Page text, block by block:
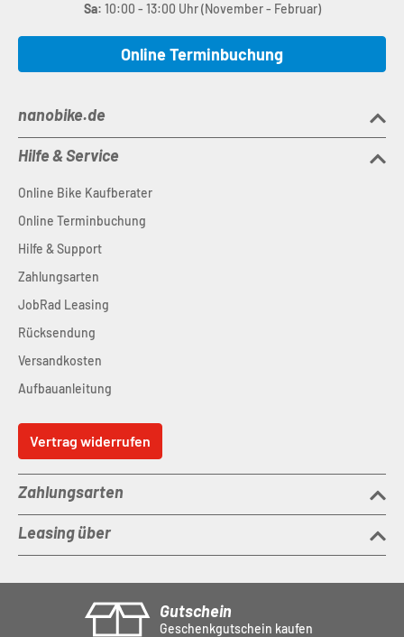
Sa: 10:00 - 13:00 Uhr (November - Februar)
Online Terminbuchung
nanobike.de
Hilfe & Service
Online Bike Kaufberater
Online Terminbuchung
Hilfe & Support
Zahlungsarten
JobRad Leasing
Rücksendung
Versandkosten
Aufbauanleitung
Vertrag widerrufen
Zahlungsarten
Leasing über
Gutschein
Geschenkgutschein kaufen